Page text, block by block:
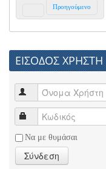
Προηγούμενο
ΕΙΣΟΔΟΣ ΧΡΗΣΤΗ
Να με θυμάσαι
Σύνδεση